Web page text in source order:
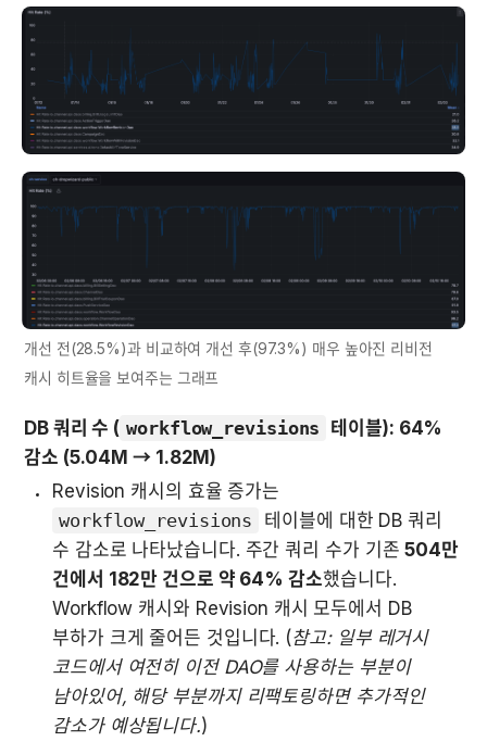
개선 전(28.5%)과 비교하여 개선 후(97.3%) 매우 높아진 리비전
캐시 히트율을 보여주는 그래프
DB 쿼리 수 ( workflow_revisions 테이블): 64%
감소 (5.04M → 1.82M)
workflow_revisions
테이블에 대한 DB 쿼리
수 감소로 나타났습니다. 주간 쿼리 수가 기존 504만
건에서 182만 건으로 약 64% 감소했습니다.
Workflow 캐시와 Revision 캐시 모두에서 DB
부하가 크게 줄어든 것입니다. (참고: 일부 레거시
코드에서 여전히 이전 DAO를 사용하는 부분이
남아있어, 해당 부분까지 리팩토링하면 추가적인
감소가 예상됩니다.)